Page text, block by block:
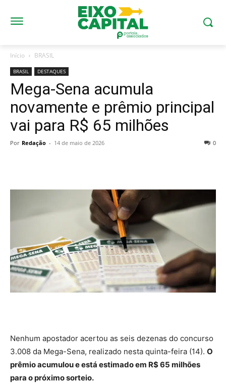
Início BRASIL
BRASIL DESTAQUES
Mega-Sena acumula
novamente e prêmio principal
vai para R$ 65 milhões
Por Redação - 14 de maio de 2026 0
Nenhum apostador acertou as seis dezenas do concurso
3.008 da Mega-Sena, realizado nesta quinta-feira (14). O
prêmio acumulou e está estimado em R$ 65 milhões
para o próximo sorteio.